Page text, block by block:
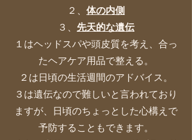
２、 体の内側
３、 先天的な遺伝
１はヘッドスパや頭皮質を考え、合っ
たヘアケア用品で整える。
２は日頃の生活週間のアドバイス。
３は遺伝なので難しいと言われており
ますが、日頃のちょっとした心構えで
予防することもできます。